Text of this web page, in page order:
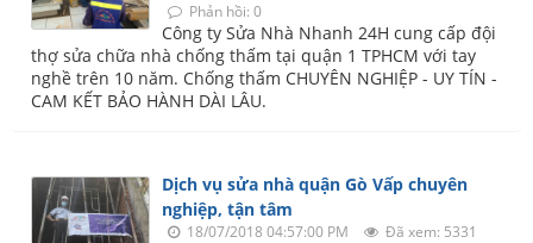
Phản hồi: 0
Công ty Sửa Nhà Nhanh 24H cung cấp đội
thợ sửa chữa nhà chống thấm tại quận 1 TPHCM với tay
nghề trên 10 năm. Chống thấm CHUYÊN NGHIỆP - UY TÍN -
CAM KẾT BẢO HÀNH DÀI LÂU.
Dịch vụ sửa nhà quận Gò Vấp chuyên
nghiệp, tận tâm
18/07/2018 04:57:00 PM
Đã xem: 5331